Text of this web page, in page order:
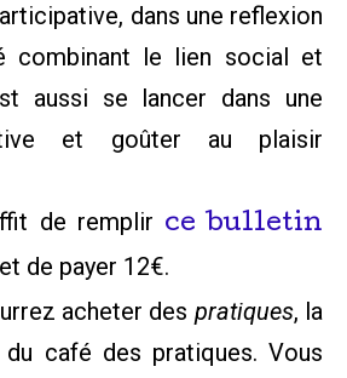
dans une reflexion
combinant le lien social et
aussi se lancer dans une
et goûter au plaisir
de remplir ce bulletin
et de payer 12€.
acheter des pratiques, la
du café des pratiques. Vous